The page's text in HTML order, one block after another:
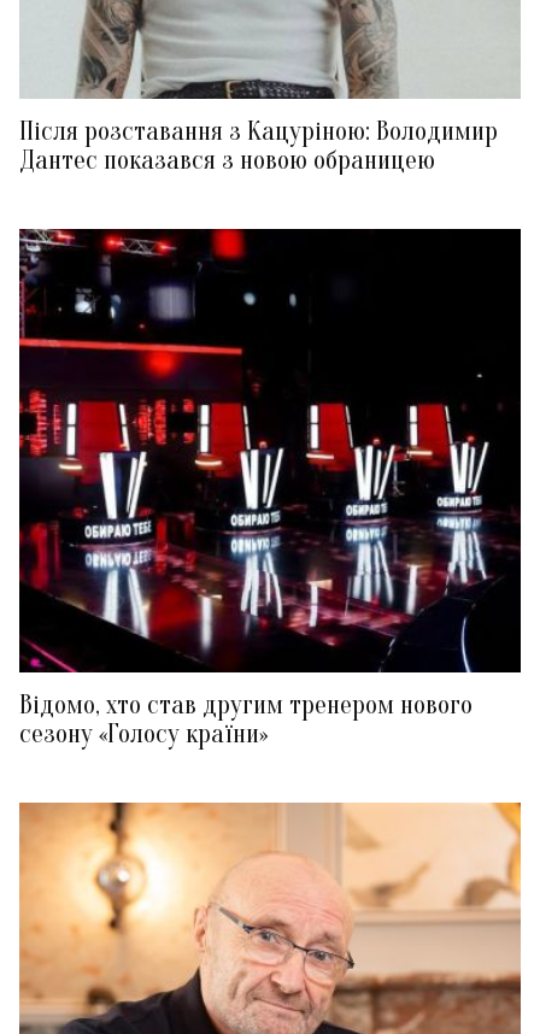
Після розставання з Кацуріною: Володимир
Дантес показався з новою обраницею
Відомо, хто став другим тренером нового
сезону «Голосу країни»